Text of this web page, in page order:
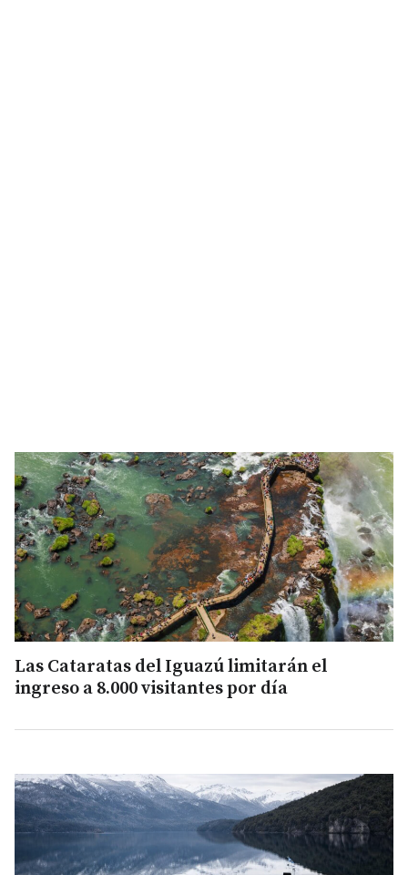
Las Cataratas del Iguazú limitarán el
ingreso a 8.000 visitantes por día